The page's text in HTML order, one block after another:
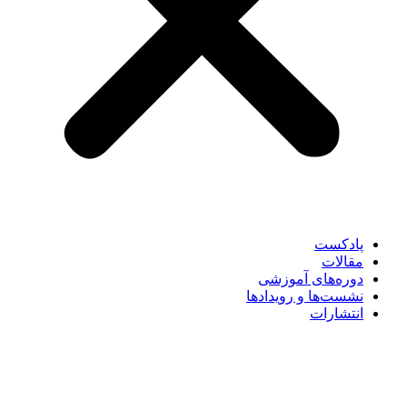
پادکست
مقالات
دوره‌های آموزشی
نشست‌ها و رویدادها
انتشارات